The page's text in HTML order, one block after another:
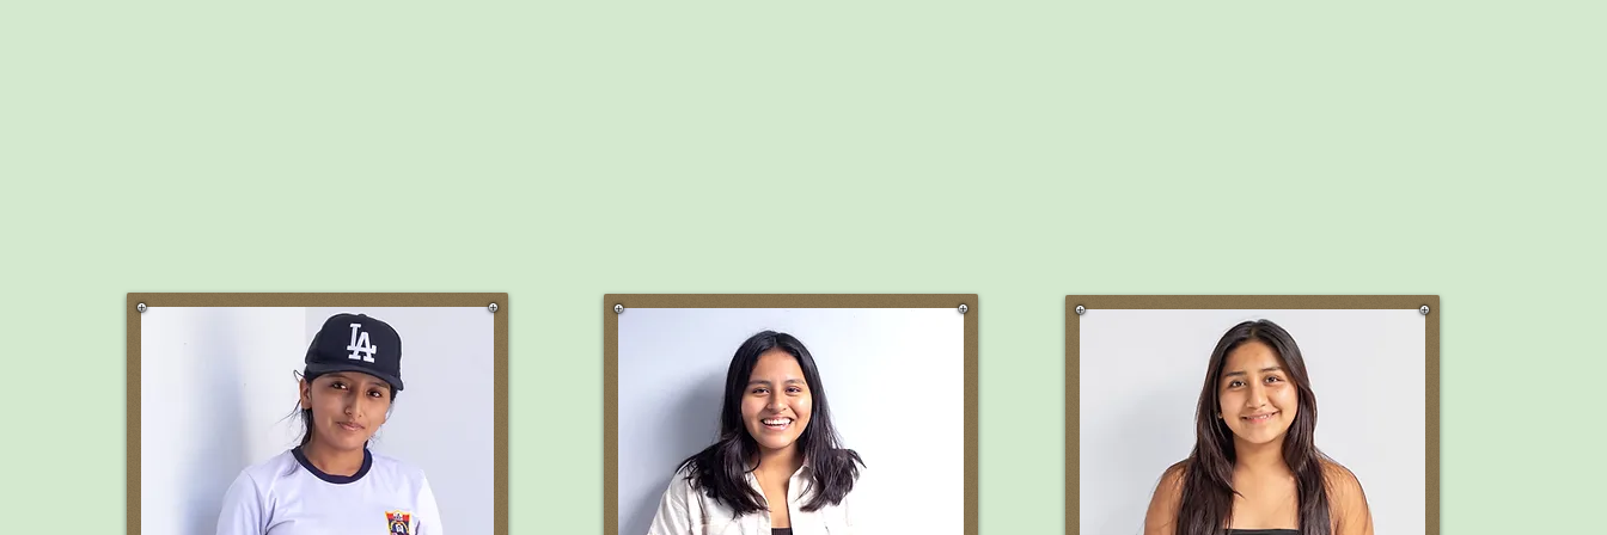
Color favorito:
Amarillo
¿Qué quieres ser cuando seas
grande?
Jugador profesional de fútbol para
Argentina porque es mi equipo
favorito.
THIAGO (9 años)
Color favorito:
¿Qué quieres ser cuando seas
Jugador profesional de fútbol para
Argentina porque es mi equipo